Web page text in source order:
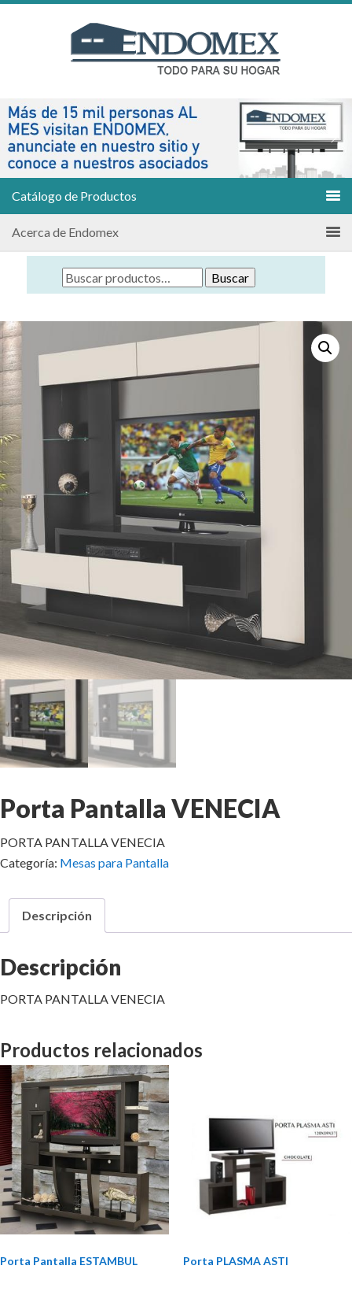
Catálogo de Productos
Acerca de Endomex
Buscar
Porta Pantalla VENECIA
PORTA PANTALLA VENECIA
Categoría: Mesas para Pantalla
Descripción
Descripción
PORTA PANTALLA VENECIA
Productos relacionados
Porta Pantalla ESTAMBUL Porta PLASMA ASTI